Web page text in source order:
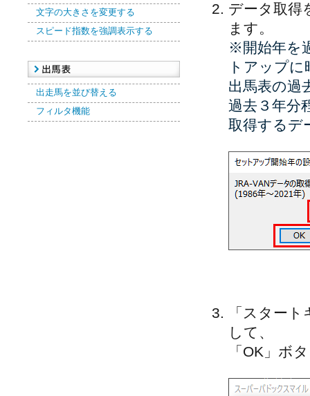
文字の大きさを変更する
スピード指数を強調表示する
出走馬を並び替える
フィルタ機能
データ取得
ます。
※開始年を
トアップ
出馬表の過
過去３年分
取得するデ
「スター
して、
「OK」ボ